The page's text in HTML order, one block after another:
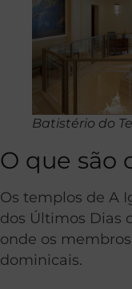
Batistério do
O que são
Os templos de A
dos Últimos Dias
onde os
dominicais.